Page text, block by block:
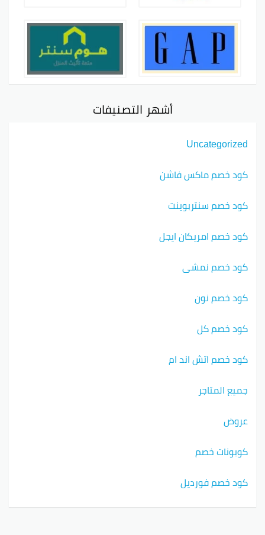
أشهر التصنيفات
Uncategorized
كود خصم ماكس فاشن
كود خصم سنتربوينت
كود خصم امريكان ايجل
كود خصم نمشي
كود خصم نون
كود خصم كل
كود خصم اتش اند ام
جميع المتاجر
عروض
كوبونات خصم
كود خصم فورديل